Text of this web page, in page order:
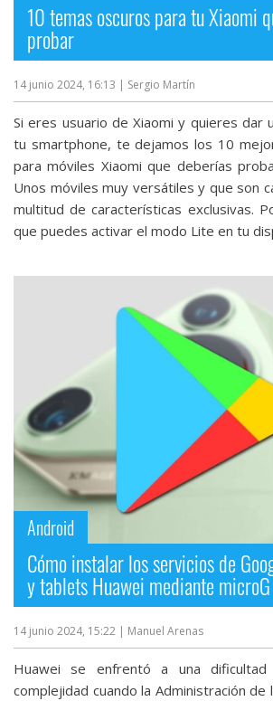
10 temas oscuros para tu Xiaomi
probar
14 junio 2024, 16:13 | Sergio Martín
Si eres usuario de Xiaomi y quieres dar
tu smartphone, te dejamos los 10
para móviles Xiaomi que deberías
Unos móviles muy versátiles y que son
multitud de características exclusivas.
que puedes activar el modo Lite en tu
Android
Cómo instalar los servicios de
y tablets Huawei mediante microG
14 junio 2024, 15:22 | Manuel Arenas
Huawei se enfrentó a una dificultad
complejidad cuando la Administración de